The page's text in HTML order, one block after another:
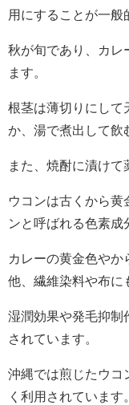
用にすることが一般
秋が旬であり、カレ
ます。
根茎は薄切りにして
か、湯で煮出して飲
また、焼酎に漬けて
ウコンは古くから黄
ンと呼ばれる色素成
カレーの黄金色やか
他、繊維染料や布に
湿潤効果や発毛抑制
されています。
沖縄では煎じたウコ
く利用されています。